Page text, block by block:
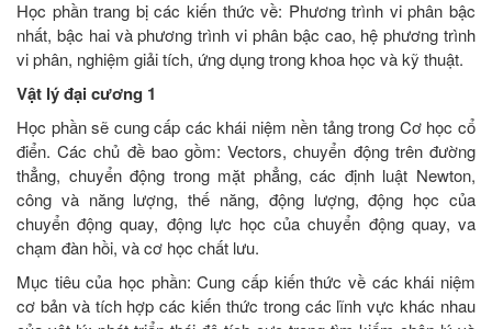
Học phần trang bị các kiến thức về: Phương trình vi phân bậc
nhất, bậc hai và phương trình vi phân bậc cao, hệ phương trình
vi phân, nghiệm giải tích, ứng dụng trong khoa học và kỹ thuật.
Vật lý đại cương 1
Học phần sẽ cung cấp các khái niệm nền tảng trong Cơ học cổ
điển. Các chủ đề bao gồm: Vectors, chuyển động trên đường
thẳng, chuyển động trong mặt phẳng, các định luật Newton,
công và năng lượng, thế năng, động lượng, động học của
chuyển động quay, động lực học của chuyển động quay, va
chạm đàn hồi, và cơ học chất lưu.
Mục tiêu của học phần: Cung cấp kiến thức về các khái niệm
cơ bản và tích hợp các kiến thức trong các lĩnh vực khác nhau